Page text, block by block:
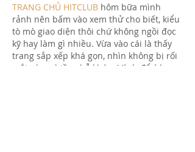
TRANG CHỦ HITCLUB hôm bữa mình
rảnh nên bấm vào xem thử cho biết, kiểu
tò mò giao diện thôi chứ không ngồi đọc
kỹ hay làm gì nhiều. Vừa vào cái là thấy
trang sắp xếp khá gọn, nhìn không bị rối
mắt như nhiều chỗ khác. Mình để ý họ